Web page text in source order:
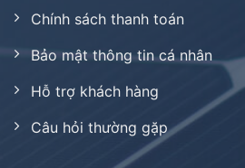
Chính sách thanh toán
Bảo mật thông tin cá nhân
Hỗ trợ khách hàng
Câu hỏi thường gặp